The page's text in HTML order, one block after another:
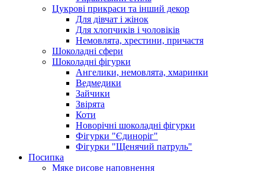
Цукрові прикраси та інший декор
Для дівчат і жінок
Для хлопчиків і чоловіків
Немовлята, хрестини, причастя
Шоколадні сфери
Шоколадні фігурки
Ангелики, немовлята, хмаринки
Ведмедики
Зайчики
Звірята
Коти
Новорічні шоколадні фігурки
Фігурки "Єдиноріг"
Фігурки "Щенячий патруль"
Посипка
Мяке рисове наповнення